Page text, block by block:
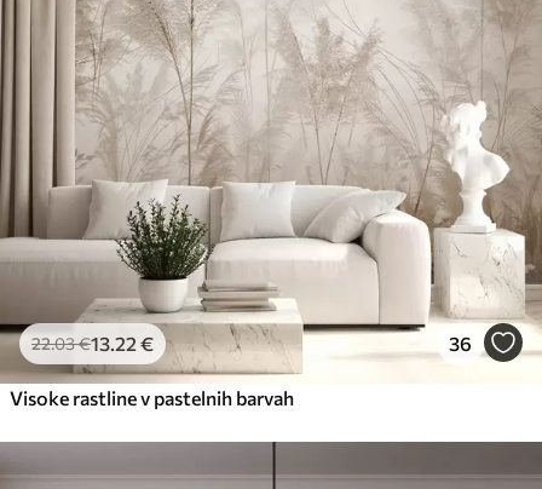
22.03€13 .22 € 36
Visoke rastline v pastelnih barvah